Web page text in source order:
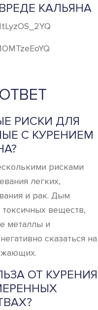
КАЛЬЯНА
РИСКИ ДЛЯ
С КУРЕНИЕМ
рисками
легких,
и рак. Дым
веществ,
металлы и
сказаться на
ОТ КУРЕНИЯ